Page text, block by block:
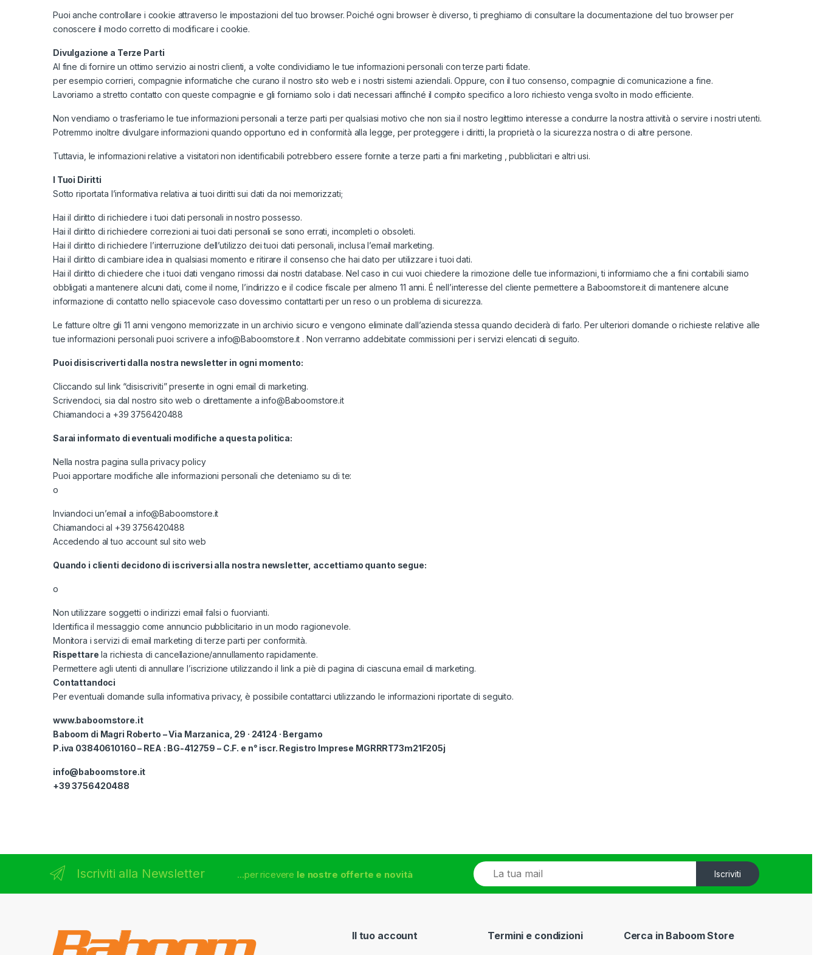
Puoi anche controllare i cookie attraverso le impostazioni del tuo browser. Poiché ogni browser è diverso, ti preghiamo di consultare la documentazione del tuo browser per
conoscere il modo corretto di modificare i cookie.
Divulgazione a Terze Parti
Al fine di fornire un ottimo servizio ai nostri clienti, a volte condividiamo le tue informazioni personali con terze parti fidate.
per esempio corrieri, compagnie informatiche che curano il nostro sito web e i nostri sistemi aziendali. Oppure, con il tuo consenso, compagnie di comunicazione a fine.
Lavoriamo a stretto contatto con queste compagnie e gli forniamo solo i dati necessari affinché il compito specifico a loro richiesto venga svolto in modo efficiente.
Non vendiamo o trasferiamo le tue informazioni personali a terze parti per qualsiasi motivo che non sia il nostro legittimo interesse a condurre la nostra attività o servire i nostri utenti.
Potremmo inoltre divulgare informazioni quando opportuno ed in conformità alla legge, per proteggere i diritti, la proprietà o la sicurezza nostra o di altre persone.
Tuttavia, le informazioni relative a visitatori non identificabili potrebbero essere fornite a terze parti a fini marketing , pubblicitari e altri usi.
I Tuoi Diritti
Sotto riportata l’informativa relativa ai tuoi diritti sui dati da noi memorizzati;
Hai il diritto di richiedere i tuoi dati personali in nostro possesso.
Hai il diritto di richiedere correzioni ai tuoi dati personali se sono errati, incompleti o obsoleti.
Hai il diritto di richiedere l’interruzione dell’utilizzo dei tuoi dati personali, inclusa l’email marketing.
Hai il diritto di cambiare idea in qualsiasi momento e ritirare il consenso che hai dato per utilizzare i tuoi dati.
Hai il diritto di chiedere che i tuoi dati vengano rimossi dai nostri database. Nel caso in cui vuoi chiedere la rimozione delle tue informazioni, ti informiamo che a fini contabili siamo
obbligati a mantenere alcuni dati, come il nome, l’indirizzo e il codice fiscale per almeno 11 anni. É nell’interesse del cliente permettere a Baboomstore.it di mantenere alcune
informazione di contatto nello spiacevole caso dovessimo contattarti per un reso o un problema di sicurezza.
Le fatture oltre gli 11 anni vengono memorizzate in un archivio sicuro e vengono eliminate dall’azienda stessa quando deciderà di farlo. Per ulteriori domande o richieste relative alle
tue informazioni personali puoi scrivere a info@Baboomstore.it . Non verranno addebitate commissioni per i servizi elencati di seguito.
Puoi disiscriverti dalla nostra newsletter in ogni momento:
Cliccando sul link “disiscriviti” presente in ogni email di marketing.
Scrivendoci, sia dal nostro sito web o direttamente a info@Baboomstore.it
Chiamandoci a +39 3756420488
Sarai informato di eventuali modifiche a questa politica:
Nella nostra pagina sulla privacy policy
Puoi apportare modifiche alle informazioni personali che deteniamo su di te:
o
Inviandoci un’email a info@Baboomstore.it
Chiamandoci al +39 3756420488
Accedendo al tuo account sul sito web
Quando i clienti decidono di iscriversi alla nostra newsletter, accettiamo quanto segue:
o
Non utilizzare soggetti o indirizzi email falsi o fuorvianti.
Identifica il messaggio come annuncio pubblicitario in un modo ragionevole.
Monitora i servizi di email marketing di terze parti per conformità.
Rispettare la richiesta di cancellazione/annullamento rapidamente.
Permettere agli utenti di annullare l’iscrizione utilizzando il link a piè di pagina di ciascuna email di marketing.
Contattandoci
Per eventuali domande sulla informativa privacy, è possibile contattarci utilizzando le informazioni riportate di seguito.
www.baboomstore.it
Baboom di Magri Roberto – Via Marzanica, 29 · 24124 · Bergamo
P.iva 03840610160 – REA : BG-412759 – C.F. e n° iscr. Registro Imprese MGRRRT73m21F205j
info@baboomstore.it
+39 3756420488
Iscriviti alla Newsletter ...per ricevere le nostre offerte e novità
E
m
a
Iscriviti
Il tuo account Termini e condizioni Cerca in Baboom Store